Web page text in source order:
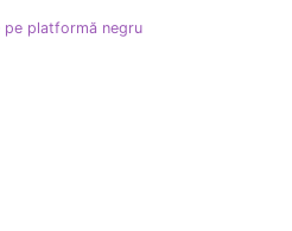
pe platformă negru